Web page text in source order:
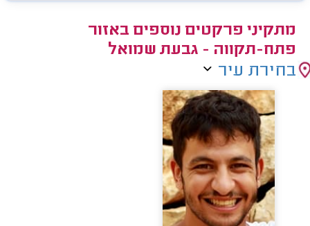
מתקיני פרקטים נוספים באזור
פתח-תקווה - גבעת שמואל
בחירת עיר